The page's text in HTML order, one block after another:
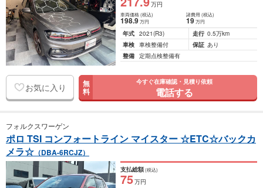
万円
車両価格(税込)
198.9万円
諸費用 (税込)
19 万円
年式 2021(R3) 走行 0.5万km
車検 車検整備付 保証 あり
整備 定期点検整備有
お気に入り 無
料
今すぐ在庫確認・見積り依頼
電話する
フォルクスワーゲン
ポロ TSI コンフォートライン マイスター ☆ETC☆バックカ
メラ☆ （DBA-6RCJZ）
支払総額(税込)
75万円